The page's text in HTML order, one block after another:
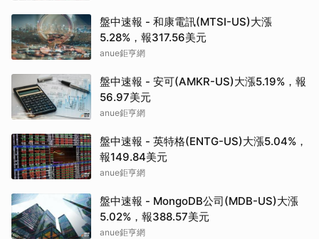
盤中速報 - 和康電訊(MTSI-US)大漲
5.28%，報317.56美元
anue鉅亨網
盤中速報 - 安可(AMKR-US)大漲5.19%，報
56.97美元
anue鉅亨網
盤中速報 - 英特格(ENTG-US)大漲5.04%，
報149.84美元
anue鉅亨網
盤中速報 - MongoDB公司(MDB-US)大漲
5.02%，報388.57美元
anue鉅亨網